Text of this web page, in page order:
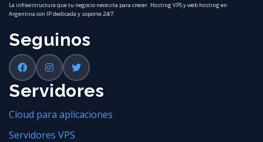
La infraestructura que tu negocio necesita para crecer. Hosting VPS y web hosting en
Argentina con IP dedicada y soporte 24/7.
Seguinos
Servidores
Cloud para aplicaciones
Servidores VPS